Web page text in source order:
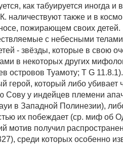
как табуируется иногда и
наличествуют также и в
пожирающем своих детей.
с небесными
- звёзды, которые в свою
в некоторых других
островов Туамоту; Т G
герой, который либо убивает
у индейцев племени
в Западной Полинезии),
их побеждает (ср. миф об
мотив получил
среди которых особенно